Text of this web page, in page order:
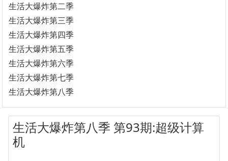
生活大爆炸第二季
生活大爆炸第三季
生活大爆炸第四季
生活大爆炸第五季
生活大爆炸第六季
生活大爆炸第七季
生活大爆炸第八季
生活大爆炸第八季 第93期:超级计算
机